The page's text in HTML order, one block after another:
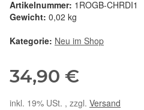
Artikelnummer: 1ROGB-CHRDI1
Gewicht: 0,02 kg
Kategorie: Neu im Shop
34,90 €
inkl. 19% USt. , zzgl. Versand